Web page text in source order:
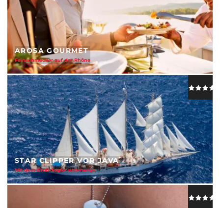
AROSA GOURMET
Feinschmecker auf der Rhône
STAR CLIPPER VOR JAVA
Mit dem Groß-Segler unterwegs